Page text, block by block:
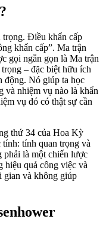
trọng. Điều khẩn cấp
khẩn cấp”. Ma trận
gọi ngắn gọn là Ma trận
– đặc biệt hữu ích
động. Nó giúp ta học
và nhiệm vụ nào là khẩn
vụ đó có thật sự cần
thứ 34 của Hoa Kỳ
tính: tính quan trọng và
phải là một chiến lược
hiệu quả công việc và
gian và không giúp